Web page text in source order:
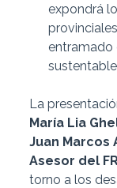
expondrá
entramado
La
María Lia
Juan Marcos
Asesor del
torno a los